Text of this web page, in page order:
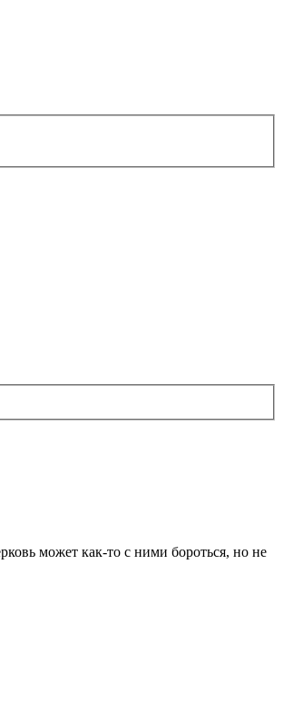
может как-то с ними бороться, но не